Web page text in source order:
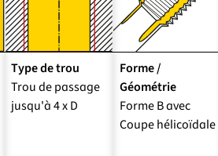
Type de trou
Trou de passage
jusqu'à 4 x D
Forme /
Géométrie
Forme B avec
Coupe hélicoïdale